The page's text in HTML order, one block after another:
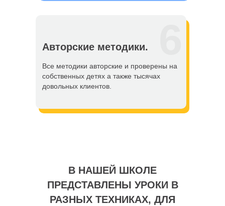
Все методики авторские и проверены на
собственных детях а также тысячах
довольных клиентов.
Авторские методики.
В НАШЕЙ ШКОЛЕ
ПРЕДСТАВЛЕНЫ УРОКИ В
РАЗНЫХ ТЕХНИКАХ, ДЛЯ